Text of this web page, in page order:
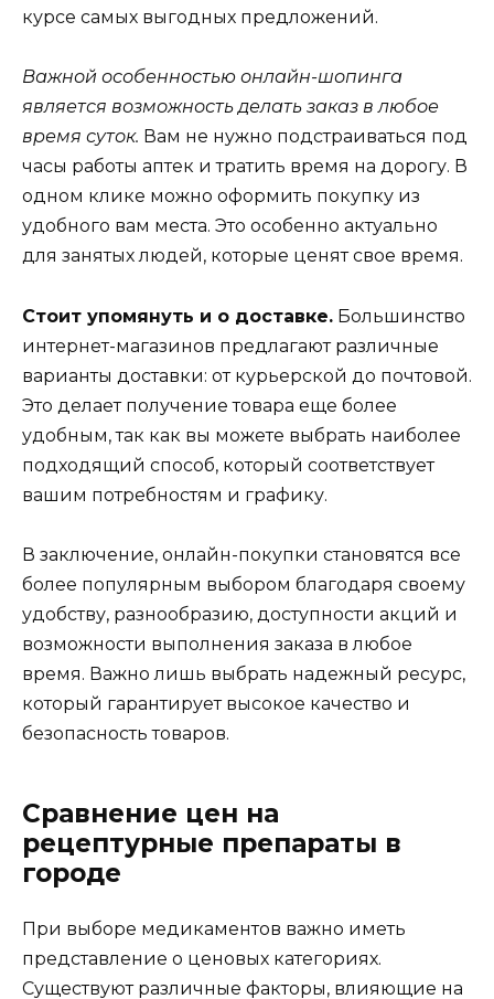
курсе самых выгодных предложений.
Важной особенностью онлайн-шопинга
является возможность делать заказ в любое
время суток. Вам не нужно подстраиваться под
часы работы аптек и тратить время на дорогу. В
одном клике можно оформить покупку из
удобного вам места. Это особенно актуально
для занятых людей, которые ценят свое время.
Стоит упомянуть и о доставке. Большинство
интернет-магазинов предлагают различные
варианты доставки: от курьерской до почтовой.
Это делает получение товара еще более
удобным, так как вы можете выбрать наиболее
подходящий способ, который соответствует
вашим потребностям и графику.
В заключение, онлайн-покупки становятся все
более популярным выбором благодаря своему
удобству, разнообразию, доступности акций и
возможности выполнения заказа в любое
время. Важно лишь выбрать надежный ресурс,
который гарантирует высокое качество и
безопасность товаров.
Сравнение цен на
рецептурные препараты в
городе
При выборе медикаментов важно иметь
представление о ценовых категориях.
Существуют различные факторы, влияющие на